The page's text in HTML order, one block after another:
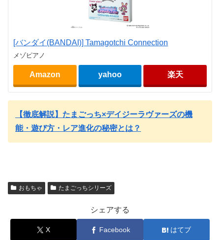
[バンダイ(BANDAI)] Tamagotchi Connection
メゾピアノ
Amazon yahoo 楽天
【徹底解説】たまごっち×デイジーラヴァーズの機
能・遊び方・レア進化の秘密とは？
おもちゃ たまごっちシリーズ
シェアする
X Facebook はてブ